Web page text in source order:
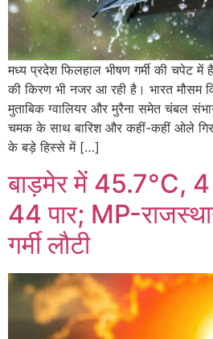
मध्य प्रदेश फिलहाल भीषण गर्मी की चपेट
की किरण भी नजर आ रही है। भारत मौसम
मुताबिक ग्वालियर और मुरैना समेत चंबल
चमक के साथ बारिश और कहीं-कहीं ओले
के बड़े हिस्से में […]
बाड़मेर में 45.7°C, 4
44 पार; MP-
गर्मी लौटी